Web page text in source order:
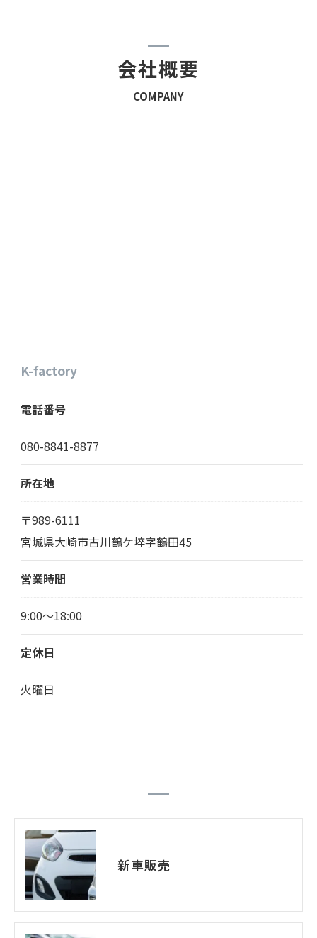
会社概要
COMPANY
K-factory
電話番号
080-8841-8877
所在地
〒989-6111
宮城県大崎市古川鶴ケ埣字鶴田45
営業時間
9:00～18:00
定休日
火曜日
新車販売